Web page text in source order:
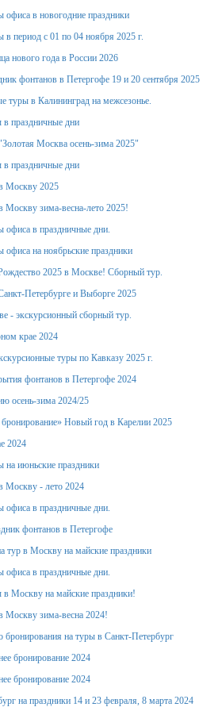
офиса в новогодние праздники
в период с 01 по 04 ноября 2025 г.
нового года в России 2026
фонтанов в Петергофе 19 и 20 сентября 2025
туры в Калининград на межсезонье.
праздничные дни
Москва осень-зима 2025"
праздничные дни
Москву 2025
Москву зима-весна-лето 2025!
офиса в праздничные дни.
офиса на ноябрьские праздники
2025 в Москве! Сборный тур.
Петербурге и Выборге 2025
- экскурсионный сборный тур.
крае 2024
туры по Кавказу 2025 г.
фонтанов в Петергофе 2024
осень-зима 2024/25
Новый год в Карелии 2025
2024
на июньские праздники
Москву - лето 2024
офиса в праздничные дни.
фонтанов в Петергофе
тур в Москву на майские праздники
офиса в праздничные дни.
Москву на майские праздники!
Москву зима-весна 2024!
бронирования на туры в Санкт-Петербург
бронирование 2024
бронирование 2024
на праздники 14 и 23 февраля, 8 марта 2024